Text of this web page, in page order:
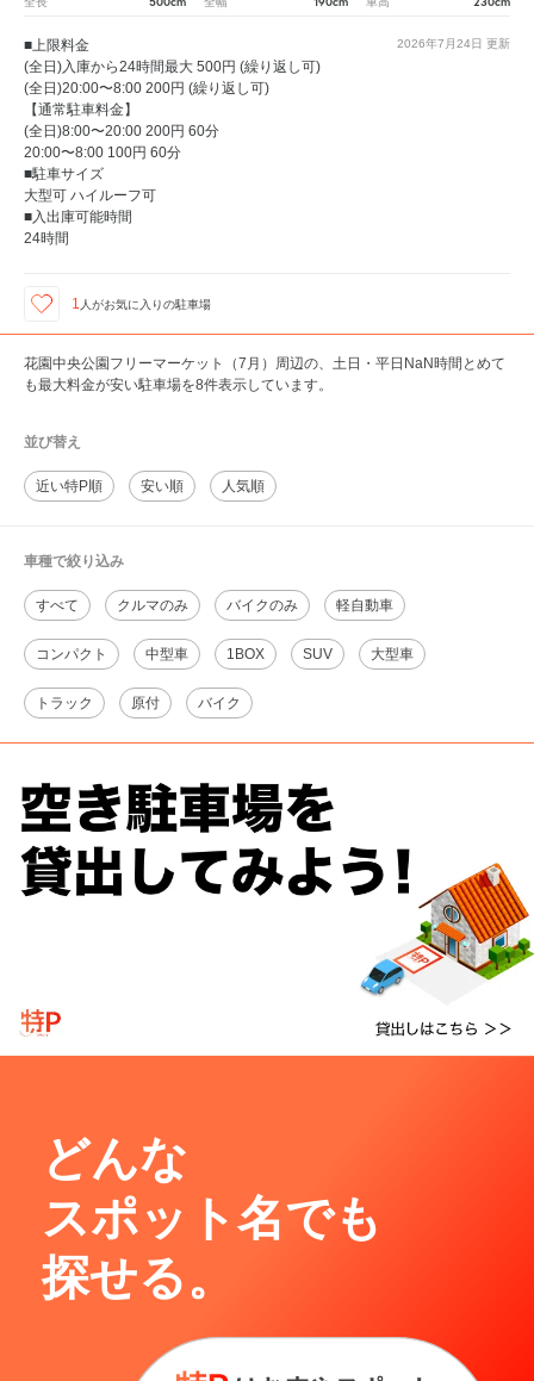
2026年7月24日 更新
■上限料金
(全日)入庫から24時間最大 500円 (繰り返し可)
(全日)20:00〜8:00 200円 (繰り返し可)
【通常駐車料金】
(全日)8:00〜20:00 200円 60分
20:00〜8:00 100円 60分
■駐車サイズ
大型可 ハイルーフ可
■入出庫可能時間
24時間
1 人がお気に入りの駐車場
花園中央公園フリーマーケット（7月）周辺の、土日・平日NaN時間とめて
も最大料金が安い駐車場を8件表示しています。
並び替え
近い特P順 安い順 人気順
車種で絞り込み
すべて クルマのみ バイクのみ 軽自動車
コンパクト 中型車 1BOX SUV 大型車
トラック 原付 バイク
どんな
スポット名でも
探せる。